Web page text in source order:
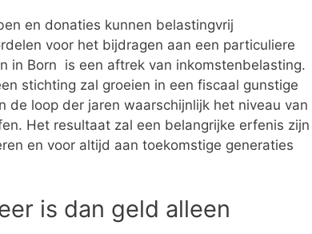
en donaties kunnen belastingvrij
voor het bijdragen aan een particuliere
in Born is een aftrek van inkomstenbelasting.
stichting zal groeien in een fiscaal gunstige
loop der jaren waarschijnlijk het niveau van
Het resultaat zal een belangrijke erfenis zijn
en voor altijd aan toekomstige generaties
is dan geld alleen